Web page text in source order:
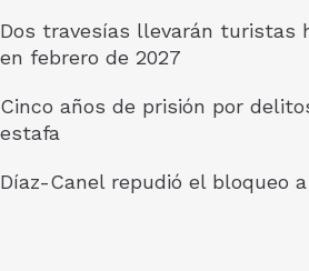
Dos travesías llevarán turistas
en febrero de 2027
Cinco años de prisión por
estafa
Díaz-Canel repudió el bloqueo